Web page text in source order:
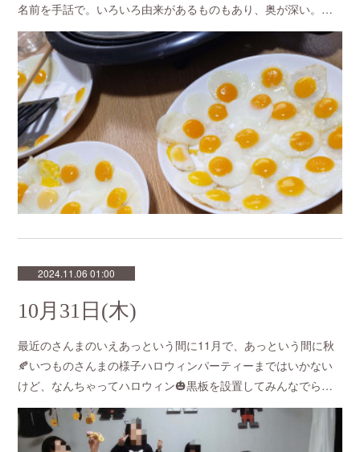
名前を手話で。いろいろ由来があるものもあり、奥が深い。…
2024.11.06 01:00
10月31日(木)
最近のさんまのいえあっという間に11月で、あっという間に秋
🍂いつものさんまの様子ハロウィンパーティーまではいかない
けど、なんちゃってハロウィン🎃黒板を設置してみんなでら…